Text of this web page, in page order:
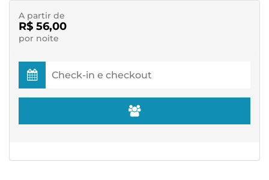
A partir de
R$ 56,00
por noite